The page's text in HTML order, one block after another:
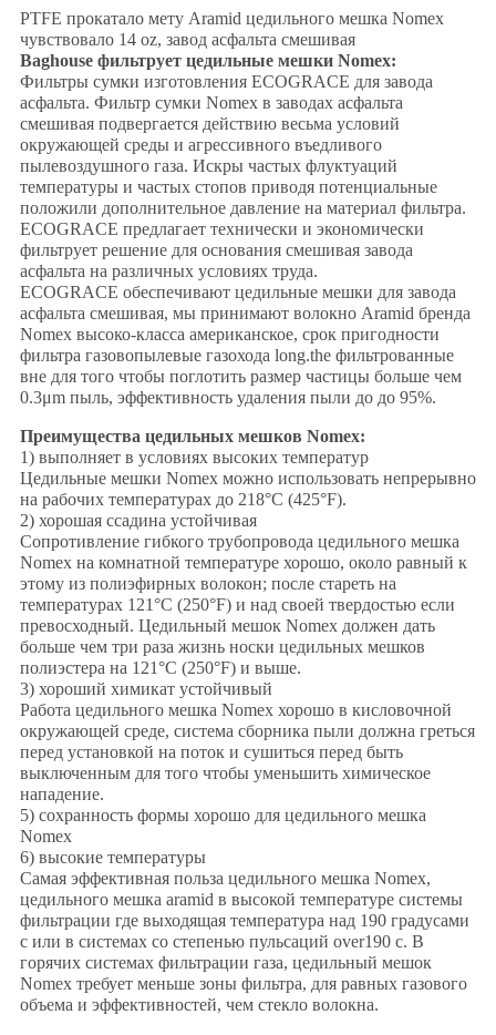
PTFE прокатало мету Aramid цедильного мешка Nomex
чувствовало 14 oz, завод асфальта смешивая
Baghouse фильтрует цедильные мешки Nomex:
Фильтры сумки изготовления ECOGRACE для завода
асфальта. Фильтр сумки Nomex в заводах асфальта
смешивая подвергается действию весьма условий
окружающей среды и агрессивного въедливого
пылевоздушного газа. Искры частых флуктуаций
температуры и частых стопов приводя потенциальные
положили дополнительное давление на материал фильтра.
ECOGRACE предлагает технически и экономически
фильтрует решение для основания смешивая завода
асфальта на различных условиях труда.
ECOGRACE обеспечивают цедильные мешки для завода
асфальта смешивая, мы принимают волокно Aramid бренда
Nomex высоко-класса американское, срок пригодности
фильтра газовопылевые газохода long.the фильтрованные
вне для того чтобы поглотить размер частицы больше чем
0.3μm пыль, эффективность удаления пыли до до 95%.
Преимущества цедильных мешков Nomex:
1) выполняет в условиях высоких температур
Цедильные мешки Nomex можно использовать непрерывно
на рабочих температурах до 218°C (425°F).
2) хорошая ссадина устойчивая
Сопротивление гибкого трубопровода цедильного мешка
Nomex на комнатной температуре хорошо, около равный к
этому из полиэфирных волокон; после стареть на
температурах 121°C (250°F) и над своей твердостью если
превосходный. Цедильный мешок Nomex должен дать
больше чем три раза жизнь носки цедильных мешков
полиэстера на 121°C (250°F) и выше.
3) хороший химикат устойчивый
Работа цедильного мешка Nomex хорошо в кисловочной
окружающей среде, система сборника пыли должна греться
перед установкой на поток и сушиться перед быть
выключенным для того чтобы уменьшить химическое
нападение.
5) сохранность формы хорошо для цедильного мешка
Nomex
6) высокие температуры
Самая эффективная польза цедильного мешка Nomex,
цедильного мешка aramid в высокой температуре системы
фильтрации где выходящая температура над 190 градусами
c или в системах со степенью пульсаций over190 c. В
горячих системах фильтрации газа, цедильный мешок
Nomex требует меньше зоны фильтра, для равных газового
объема и эффективностей, чем стекло волокна.